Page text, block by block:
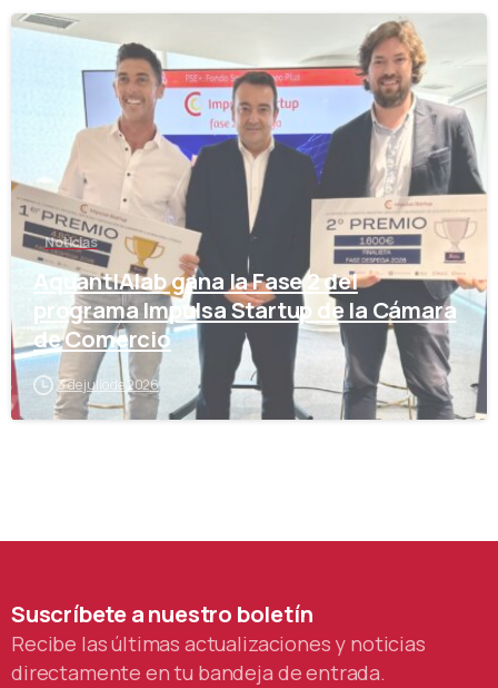
Noticias
AquantIAlab gana la Fase 2 del
programa Impulsa Startup de la Cámara
de Comercio
3 de julio de 2026
Suscríbeteanuestro boletín
Recibe las últimas actualizaciones y noticias
directamente en tu bandeja de entrada.